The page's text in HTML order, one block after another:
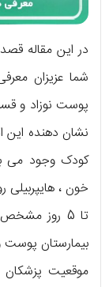
در این مقاله
شما عزیزان
پوست نوزاد و
نشان دهنده این
کودک وجود می
خون ، هایپربیلی
تا 5 روز
بیمارستان
موقعیت